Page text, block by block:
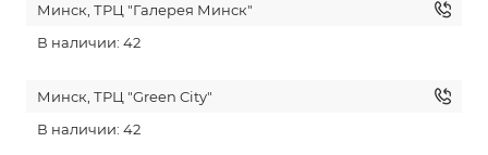
Минск, ТРЦ "Галерея Минск"
В наличии: 42
Минск, ТРЦ "Green City"
В наличии: 42